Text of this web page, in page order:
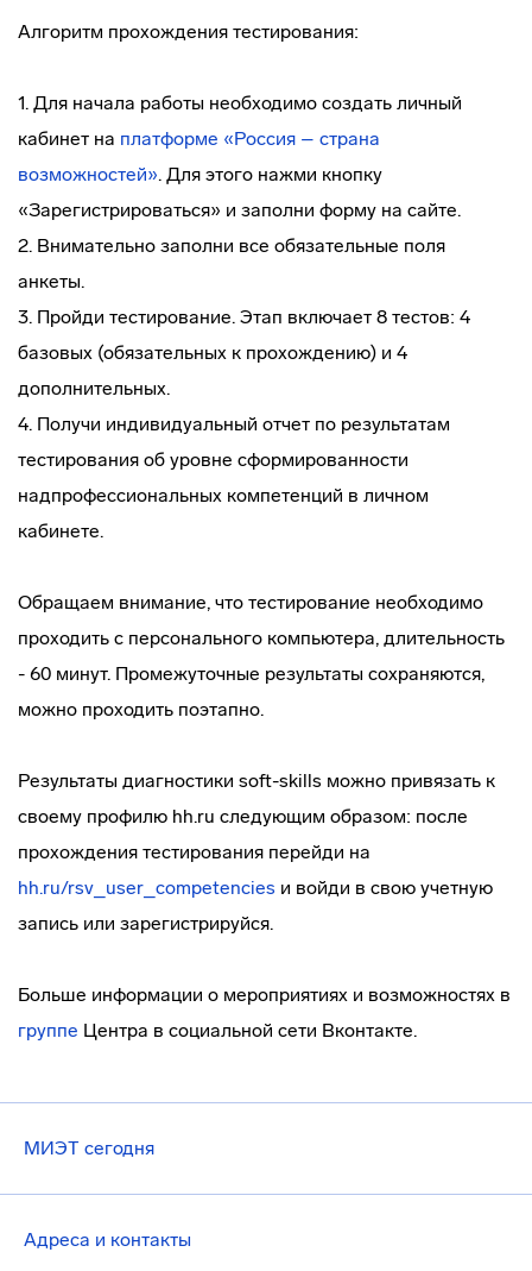
Алгоритм прохождения тестирования:
1. Для начала работы необходимо создать личный
кабинет на платформе «Россия – страна
возможностей». Для этого нажми кнопку
«Зарегистрироваться» и заполни форму на сайте.
2. Внимательно заполни все обязательные поля
анкеты.
3. Пройди тестирование. Этап включает 8 тестов: 4
базовых (обязательных к прохождению) и 4
дополнительных.
4. Получи индивидуальный отчет по результатам
тестирования об уровне сформированности
надпрофессиональных компетенций в личном
кабинете.
Обращаем внимание, что тестирование необходимо
проходить с персонального компьютера, длительность
- 60 минут. Промежуточные результаты сохраняются,
можно проходить поэтапно.
Результаты диагностики soft-skills можно привязать к
своему профилю hh.ru следующим образом: после
прохождения тестирования перейди на
hh.ru/rsv_user_competencies и войди в свою учетную
запись или зарегистрируйся.
Больше информации о мероприятиях и возможностях в
группе Центра в социальной сети Вконтакте.
МИЭТ сегодня
Адреса и контакты